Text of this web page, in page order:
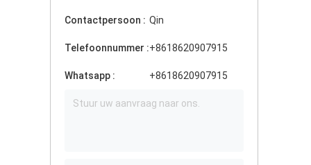
Contactpersoon : Qin
Telefoonnummer :+8618620907915
Whatsapp : +8618620907915